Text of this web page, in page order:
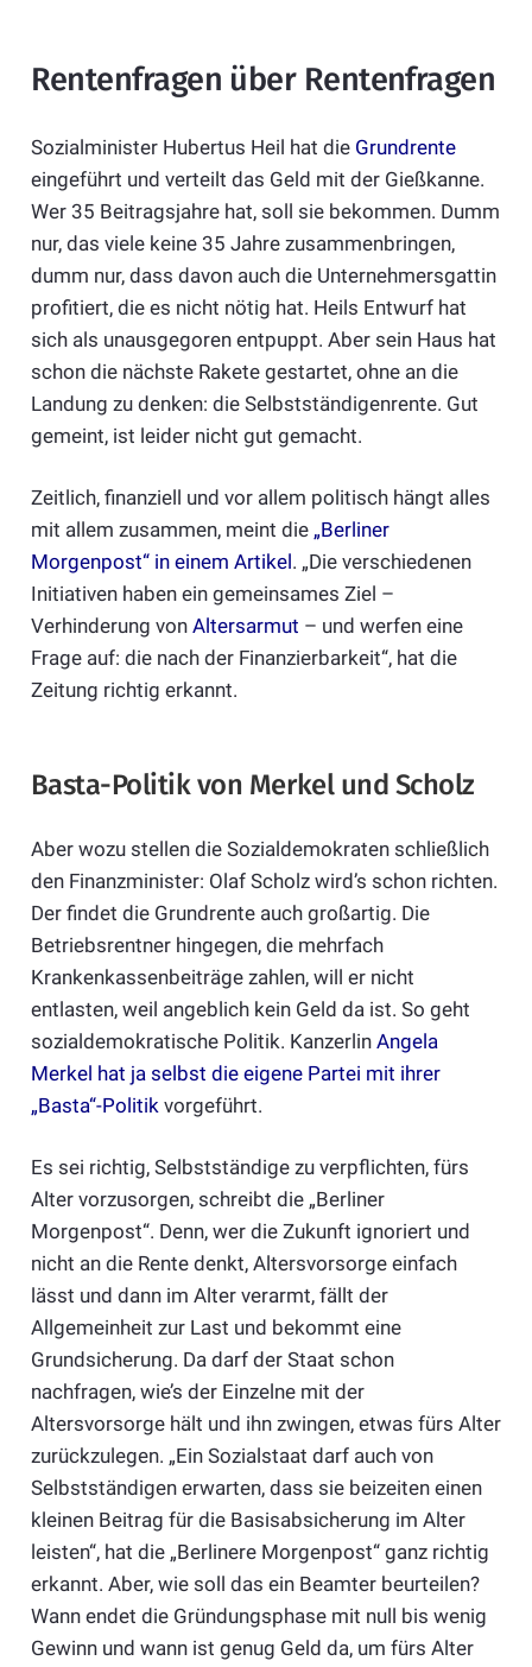
Rentenfragen über Rentenfragen
Sozialminister Hubertus Heil hat die Grundrente
eingeführt und verteilt das Geld mit der Gießkanne.
Wer 35 Beitragsjahre hat, soll sie bekommen. Dumm
nur, das viele keine 35 Jahre zusammenbringen,
dumm nur, dass davon auch die Unternehmersgattin
profitiert, die es nicht nötig hat. Heils Entwurf hat
sich als unausgegoren entpuppt. Aber sein Haus hat
schon die nächste Rakete gestartet, ohne an die
Landung zu denken: die Selbstständigenrente. Gut
gemeint, ist leider nicht gut gemacht.
Zeitlich, finanziell und vor allem politisch hängt alles
mit allem zusammen, meint die „Berliner
Morgenpost“ in einem Artikel. „Die verschiedenen
Initiativen haben ein gemeinsames Ziel –
Verhinderung von Altersarmut – und werfen eine
Frage auf: die nach der Finanzierbarkeit“, hat die
Zeitung richtig erkannt.
Basta-Politik von Merkel und Scholz
Aber wozu stellen die Sozialdemokraten schließlich
den Finanzminister: Olaf Scholz wird’s schon richten.
Der findet die Grundrente auch großartig. Die
Betriebsrentner hingegen, die mehrfach
Krankenkassenbeiträge zahlen, will er nicht
entlasten, weil angeblich kein Geld da ist. So geht
sozialdemokratische Politik. Kanzerlin Angela
Merkel hat ja selbst die eigene Partei mit ihrer
„Basta“-Politik vorgeführt.
Es sei richtig, Selbstständige zu verpflichten, fürs
Alter vorzusorgen, schreibt die „Berliner
Morgenpost“. Denn, wer die Zukunft ignoriert und
nicht an die Rente denkt, Altersvorsorge einfach
lässt und dann im Alter verarmt, fällt der
Allgemeinheit zur Last und bekommt eine
Grundsicherung. Da darf der Staat schon
nachfragen, wie’s der Einzelne mit der
Altersvorsorge hält und ihn zwingen, etwas fürs Alter
zurückzulegen. „Ein Sozialstaat darf auch von
Selbstständigen erwarten, dass sie beizeiten einen
kleinen Beitrag für die Basisabsicherung im Alter
leisten“, hat die „Berlinere Morgenpost“ ganz richtig
erkannt. Aber, wie soll das ein Beamter beurteilen?
Wann endet die Gründungsphase mit null bis wenig
Gewinn und wann ist genug Geld da, um fürs Alter